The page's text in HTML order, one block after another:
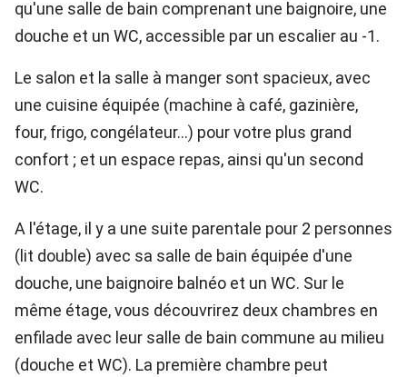
qu'une salle de bain comprenant une baignoire, une
douche et un WC, accessible par un escalier au -1.
Le salon et la salle à manger sont spacieux, avec
une cuisine équipée (machine à café, gazinière,
four, frigo, congélateur…) pour votre plus grand
confort ; et un espace repas, ainsi qu'un second
WC.
A l'étage, il y a une suite parentale pour 2 personnes
(lit double) avec sa salle de bain équipée d'une
douche, une baignoire balnéo et un WC. Sur le
même étage, vous découvrirez deux chambres en
enfilade avec leur salle de bain commune au milieu
(douche et WC). La première chambre peut